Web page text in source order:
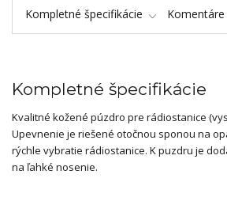
Kompletné špecifikácie Komentáre
Kompletné špecifikácie
Kvalitné kožené púzdro pre rádiostanice
Upevnenie je riešené otočnou sponou na
rýchle vybratie rádiostanice. K puzdru je
na ľahké nosenie.